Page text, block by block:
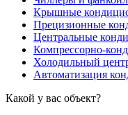
Крышные
Прецизионные
Центральные
Компрессорно-
Холодильный
Автоматизация
Какой у вас объект?